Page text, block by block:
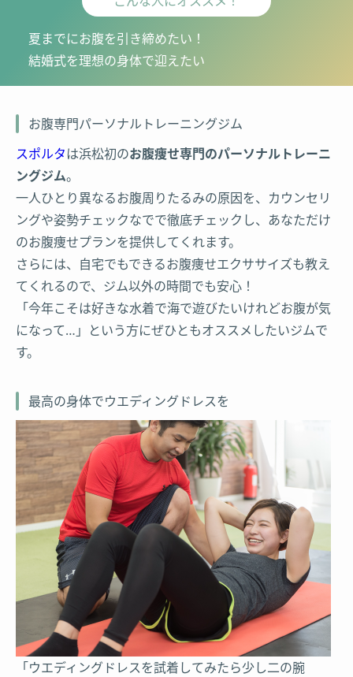
夏までにお腹を引き締めたい！
結婚式を理想の身体で迎えたい
お腹専門パーソナルトレーニングジム
スポルタは浜松初のお腹痩せ専門のパーソナルトレーニ
ングジム。
一人ひとり異なるお腹周りたるみの原因を、カウンセリ
ングや姿勢チェックなでで徹底チェックし、あなただけ
のお腹痩せプランを提供してくれます。
さらには、自宅でもできるお腹痩せエクササイズも教え
てくれるので、ジム以外の時間でも安心！
「今年こそは好きな水着で海で遊びたいけれどお腹が気
になって…」という方にぜひともオススメしたいジムで
す。
最高の身体でウエディングドレスを
「ウエディングドレスを試着してみたら少し二の腕